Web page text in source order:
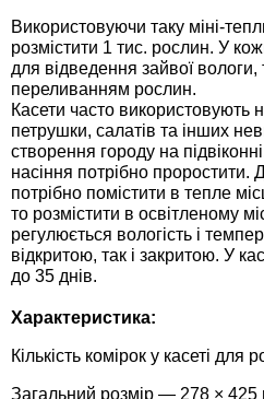
Використовуючи таку міні-
розмістити 1 тис. рослин. У
для відведення зайвої
переливанням рослин.
Касети часто використовують
петрушки, салатів та інших
створення городу на
насіння потрібно проростити.
потрібно помістити в тепле
то розмістити в освітленому
регулюється вологість і
відкритою, так і закритою. У
до 35 днів.
Характеристика:
Кількість комірок у касеті
Загальний розмір — 278 × 425